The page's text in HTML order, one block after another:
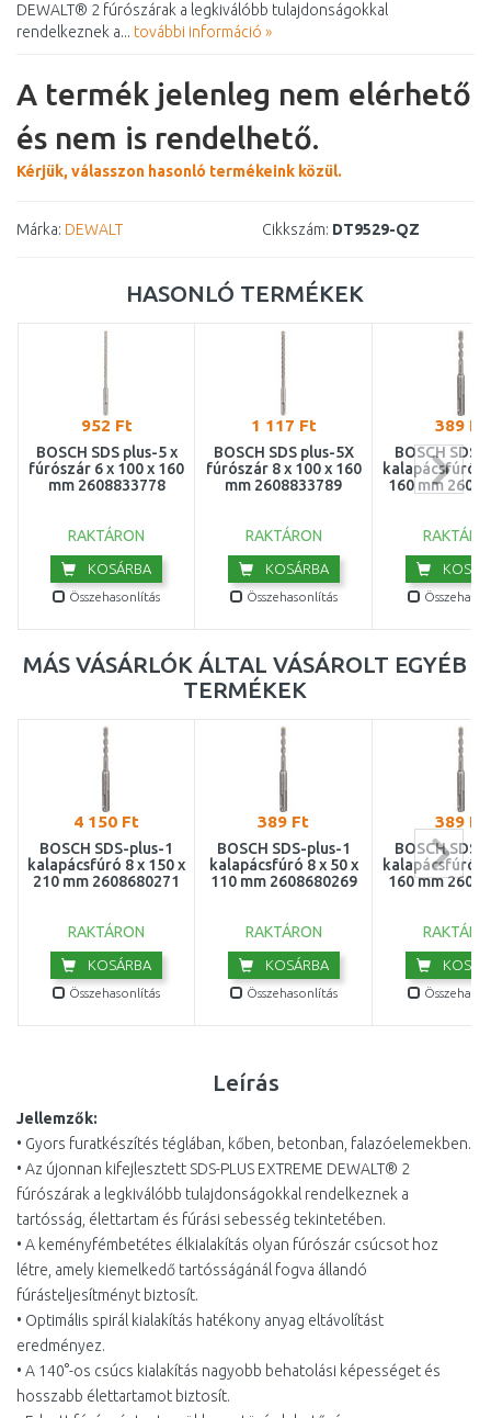
DEWALT® 2 fúrószárak a legkiválóbb tulajdonságokkal
rendelkeznek a... további információ »
A termék jelenleg nem elérhető
és nem is rendelhető.
Kérjük, válasszon hasonló termékeink közül.
Márka: DEWALT Cikkszám: DT9529-QZ
HASONLÓ TERMÉKEK
952 Ft
BOSCH SDS plus-5 x
fúrószár 6 x 100 x 160
mm 2608833778
RAKTÁRON
KOSÁRBA
Összehasonlítás
1 117 Ft
BOSCH SDS plus-5X
fúrószár 8 x 100 x 160
mm 2608833789
RAKTÁRON
KOSÁRBA
Összehasonlítás
389 Ft
BOSCH SDS-
kalapácsfúró 6
160 mm
MÁS VÁSÁRLÓK ÁLTAL VÁSÁROLT EGYÉB
TERMÉKEK
4 150 Ft
BOSCH SDS-plus-1
kalapácsfúró 8 x 150 x
210 mm 2608680271
RAKTÁRON
KOSÁRBA
Összehasonlítás
389 Ft
BOSCH SDS-plus-1
kalapácsfúró 8 x 50 x
110 mm 2608680269
RAKTÁRON
KOSÁRBA
Összehasonlítás
389 Ft
BOSCH SDS-
kalapácsfúró 6
160 mm
Leírás
Jellemzők:
• Gyors furatkészítés téglában, kőben, betonban, falazóelemekben.
• Az újonnan kifejlesztett SDS-PLUS EXTREME DEWALT® 2
fúrószárak a legkiválóbb tulajdonságokkal rendelkeznek a
tartósság, élettartam és fúrási sebesség tekintetében.
• A keményfémbetétes élkialakítás olyan fúrószár csúcsot hoz
létre, amely kiemelkedő tartósságánál fogva állandó
fúrásteljesítményt biztosít.
• Optimális spirál kialakítás hatékony anyag eltávolítást
eredményez.
• A 140°-os csúcs kialakítás nagyobb behatolási képességet és
hosszabb élettartamot biztosít.